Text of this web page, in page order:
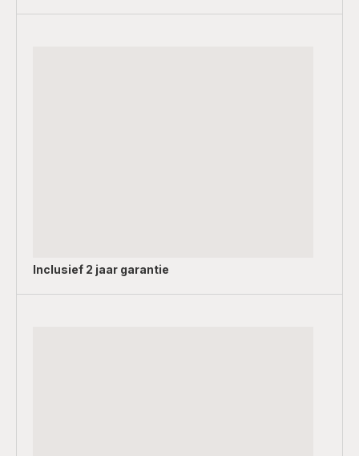
Inclusief 2 jaar garantie